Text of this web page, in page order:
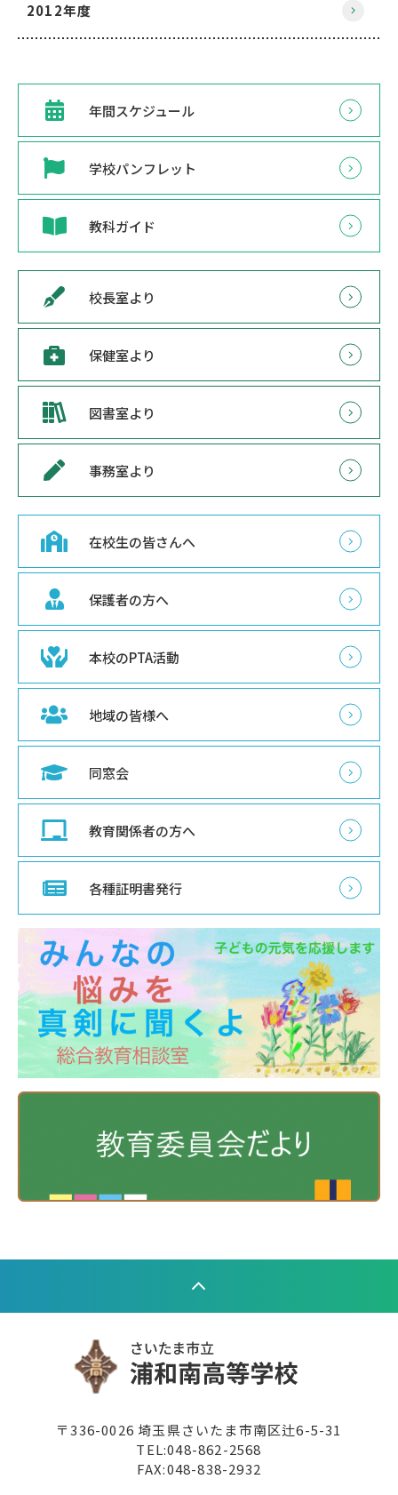
2012年度
年間スケジュール
学校パンフレット
教科ガイド
校長室より
保健室より
図書室より
事務室より
在校生の皆さんへ
保護者の方へ
本校のPTA活動
地域の皆様へ
同窓会
教育関係者の方へ
各種証明書発行
〒336-0026 埼玉県さいたま市南区辻6-5-31
TEL:048-862-2568
FAX:048-838-2932